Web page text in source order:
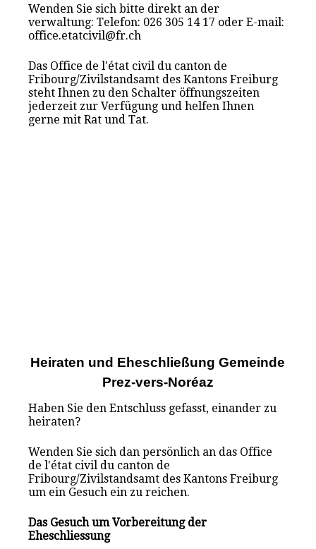
Wenden Sie sich bitte direkt an der
verwaltung: Telefon: 026 305 14 17 oder E-mail:
office.etatcivil@fr.ch
Das Office de l'état civil du canton de
Fribourg/Zivilstandsamt des Kantons Freiburg
steht Ihnen zu den Schalter öffnungszeiten
jederzeit zur Verfügung und helfen Ihnen
gerne mit Rat und Tat.
Heiraten und Eheschließung Gemeinde
Prez-vers-Noréaz
Haben Sie den Entschluss gefasst, einander zu
heiraten?
Wenden Sie sich dan persönlich an das Office
de l'état civil du canton de
Fribourg/Zivilstandsamt des Kantons Freiburg
um ein Gesuch ein zu reichen.
Das Gesuch um Vorbereitung der
Eheschliessung